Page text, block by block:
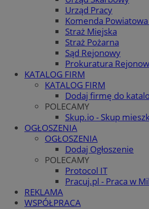
Urząd Pracy
Komenda
Straż Miejska
Straż Pożarna
Sąd Rejonowy
Prokuratura
KATALOG FIRM
KATALOG FIRM
Dodaj firmę do
POLECAMY
Skup.io - Skup
OGŁOSZENIA
OGŁOSZENIA
Dodaj Ogłoszenie
POLECAMY
Protocol IT
Pracuj.pl - Praca w
REKLAMA
WSPÓŁPRACA